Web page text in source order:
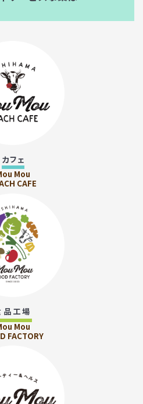
カフェ
Mou
CAFE
品工場
Mou
FACTORY